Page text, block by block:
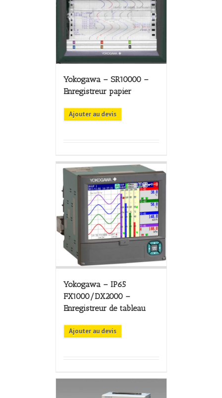
Yokogawa – SR10000 –
Enregistreur papier
Ajouter au devis
Yokogawa – IP65
FX1000/DX2000 –
Enregistreur de tableau
Ajouter au devis